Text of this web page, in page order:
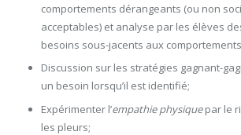
comportements dérangeants (ou non
acceptables) et analyse par les élèves
besoins sous-jacents aux
Discussion sur les stratégies gagnant-
un besoin lorsqu’il est identifié;
Expérimenter l’empathie physiquepar le
les pleurs;